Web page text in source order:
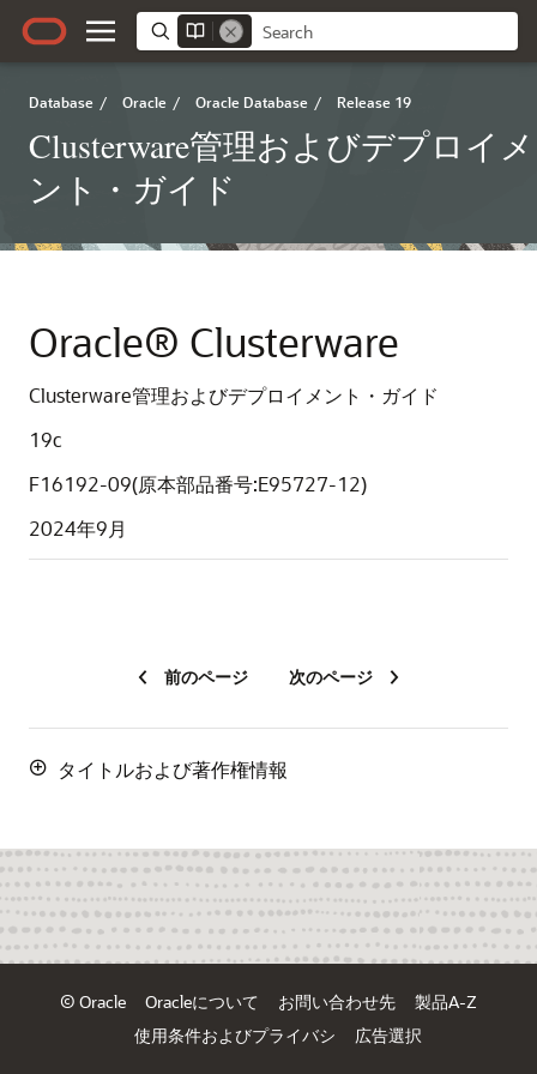
Database / Oracle / Oracle Database / Release 19
Clusterware管理およびデプロイメ
ント・ガイド
Oracle® Clusterware
Clusterware管理およびデプロイメント・ガイド
19c
F16192-09(原本部品番号:E95727-12)
2024年9月
前のページ 次のページ
タイトルおよび著作権情報
© Oracle Oracleについて お問い合わせ先
製品A-Z
使用条件およびプライバシ
広告選択